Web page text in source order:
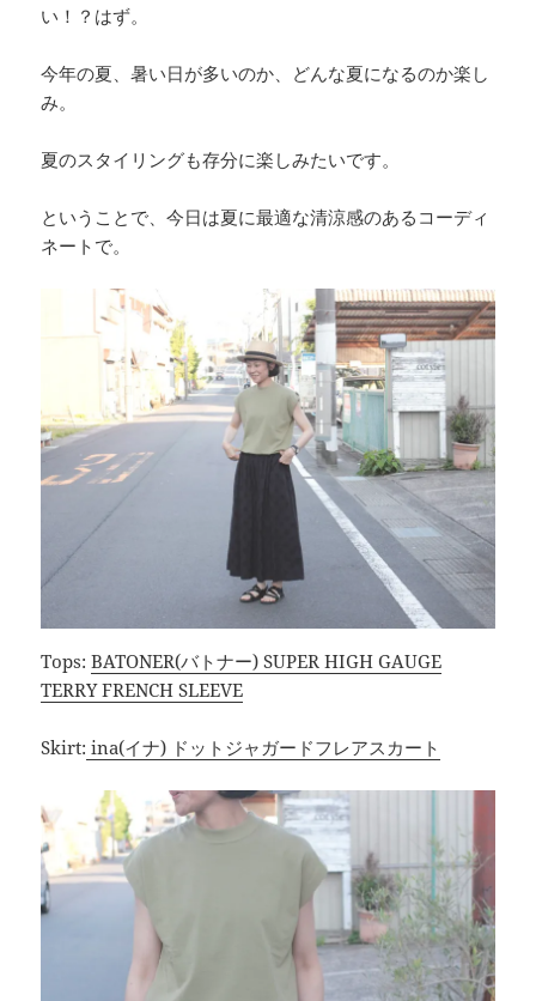
い！？はず。
今年の夏、暑い日が多いのか、どんな夏になるのか楽し
み。
夏のスタイリングも存分に楽しみたいです。
ということで、今日は夏に最適な清涼感のあるコーディ
ネートで。
Tops:BATONER(バトナー) SUPER HIGH GAUGE
TERRY FRENCH SLEEVE
Skirt: ina(イナ) ドットジャガードフレアスカート